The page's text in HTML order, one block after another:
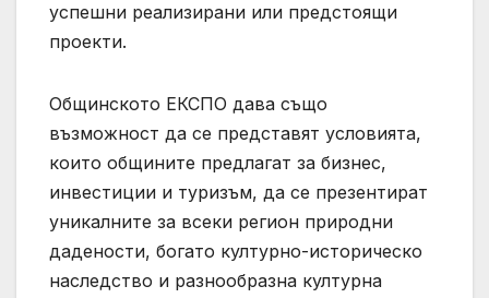
успешни реализирани или предстоящи
проекти.
Общинското ЕКСПО дава също
възможност да се представят условията,
които общините предлагат за бизнес,
инвестиции и туризъм, да се презентират
уникалните за всеки регион природни
дадености, богато културно-историческо
наследство и разнообразна културна